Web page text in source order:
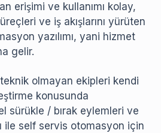
erişimi ve kullanımı kolay,
ve iş akışlarını yürüten
yazılımı, yani hizmet
gelir.
olmayan ekipleri kendi
konusunda
sürükle / bırak eylemleri ve
ile self servis otomasyon için